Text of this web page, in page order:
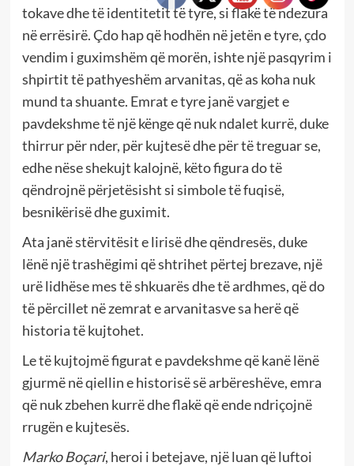
tokave dhe të identitetit të tyre, si flakë të ndezura
në errësirë. Çdo hap që hodhën në jetën e tyre, çdo
vendim i guximshëm që morën, ishte një pasqyrim i
shpirtit të pathyeshëm arvanitas, që as koha nuk
mund ta shuante. Emrat e tyre janë vargjet e
pavdekshme të një kënge që nuk ndalet kurrë, duke
thirrur për nder, për kujtesë dhe për të treguar se,
edhe nëse shekujt kalojnë, këto figura do të
qëndrojnë përjetësisht si simbole të fuqisë,
besnikërisë dhe guximit.
Ata janë stërvitësit e lirisë dhe qëndresës, duke
lënë një trashëgimi që shtrihet përtej brezave, një
urë lidhëse mes të shkuarës dhe të ardhmes, që do
të përcillet në zemrat e arvanitasve sa herë që
historia të kujtohet.
Le të kujtojmë figurat e pavdekshme që kanë lënë
gjurmë në qiellin e historisë së arbëreshëve, emra
që nuk zbehen kurrë dhe flakë që ende ndriçojnë
rrugën e kujtesës.
Marko Boçari, heroi i betejave, një luan që luftoi